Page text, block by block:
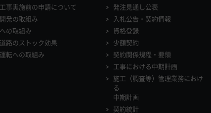
事実施前の申請について
発の取組み
の取組み
路のストック効果
転への取組み
発注見通し公表
入札公告・契約情報
資格登録
少額契約
契約関係規程・要領
工事における中期計画
施工（調査等）管理業務におけ
る
中期計画
契約統計